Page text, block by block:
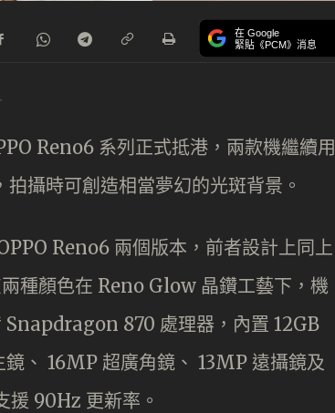
在 Google
緊貼《PCM》消息
Reno6 系列正式抵港，兩款機繼續用
攝時可創造相當夢幻的光斑背景。
Reno6 兩個版本，前者設計上同上
種顏色在 Reno Glow 晶鑽工藝下，機
Snapdragon 870 處理器，內置 12GB
、 16MP 超廣角鏡、 13MP 遠攝鏡及
90Hz 更新率。